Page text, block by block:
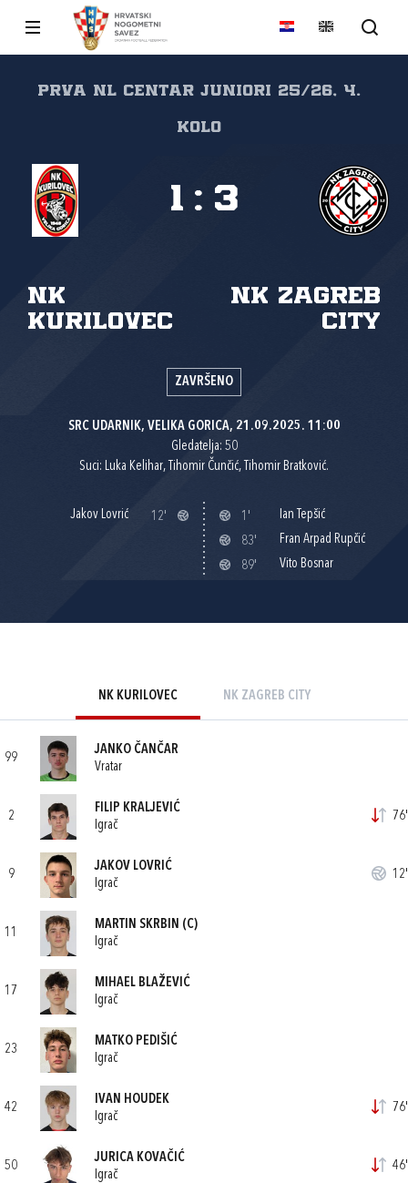
PRVA NL CENTAR JUNIORI 25/26, 4.
kolo
NK
Kurilovec
NK Zagreb
City
1 : 3
ZAVRŠENO
SRC UDARNIK, VELIKA GORICA, 21.09.2025. 11:00
Gledatelja: 50
Suci: Luka Kelihar, Tihomir Čunčić, Tihomir Bratković.
Jakov Lovrić 12' 1'
Ian Tepšić
83'
Fran Arpad Rupčić
89'
Vito Bosnar
NK KURILOVEC NK ZAGREB CITY
99
JANKO ČANČAR
Vratar
2
FILIP KRALJEVIĆ
Igrač
76'
9
JAKOV LOVRIĆ
Igrač
12'
11
MARTIN SKRBIN (C)
Igrač
17
MIHAEL BLAŽEVIĆ
Igrač
23
MATKO PEDIŠIĆ
Igrač
42
IVAN HOUDEK
Igrač
76'
50
JURICA KOVAČIĆ
Igrač
46'